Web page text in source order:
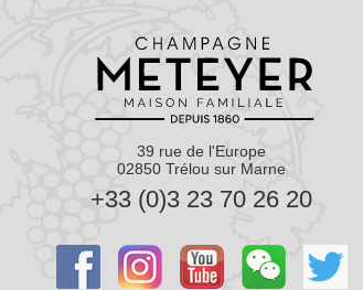
39 rue de l'Europe
02850 Trélou sur Marne
+33 (0)3 23 70 26 20